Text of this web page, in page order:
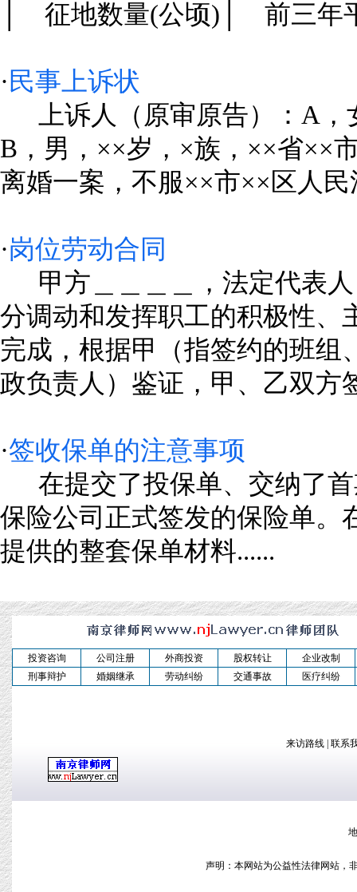
│ 征地数量(公顷)│ 前三
· 民事上诉状
上诉人（原审原告）：A，
B，男，××岁，×族，××省××
离婚一案，不服××市××区人
·岗位劳动合同
甲方＿＿＿＿，法定代表
分调动和发挥职工的积极性、
完成，根据甲（指签约的班组
政负责人）鉴证，甲、乙双方
·签收保单的注意事项
在提交了投保单、交纳了首
保险公司正式签发的保险单。
提供的整套保单材料......
投资咨询 公司注册 外商投资 股权转让
企业改制
刑事辩护
婚姻继承 劳动纠纷 交通事故 医疗纠纷
来访路线 联系
声明：本网站为公益性法律网站，